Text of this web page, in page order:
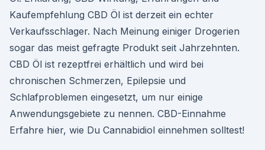
Kaufempfehlung CBD Öl ist derzeit ein echter
Verkaufsschlager. Nach Meinung einiger Drogerien
sogar das meist gefragte Produkt seit Jahrzehnten.
CBD Öl ist rezeptfrei erhältlich und wird bei
chronischen Schmerzen, Epilepsie und
Schlafproblemen eingesetzt, um nur einige
Anwendungsgebiete zu nennen. CBD-Einnahme
Erfahre hier, wie Du Cannabidiol einnehmen solltest!